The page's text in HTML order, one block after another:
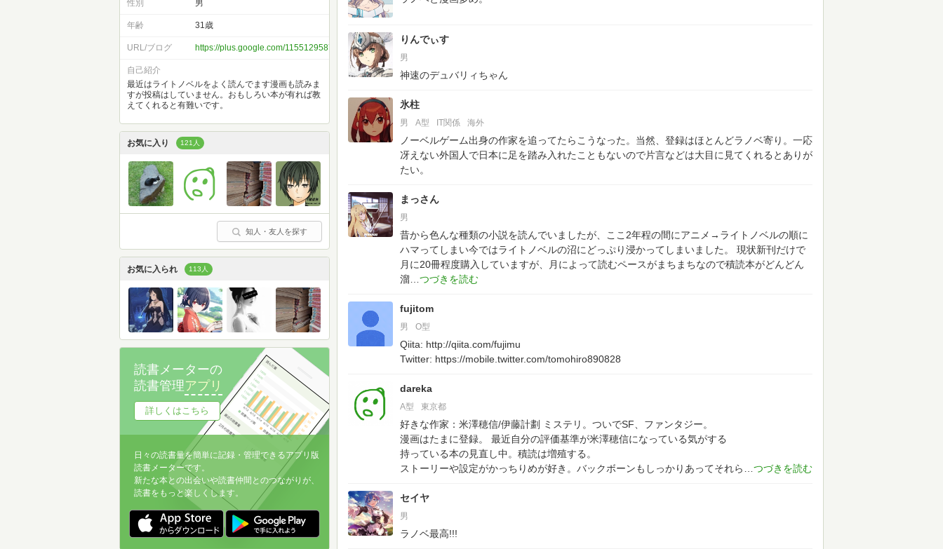
りんでぃす
男
神速のデュバリィちゃん
氷柱
男 A型 IT関係 海外
ノーベルゲーム出身の作家を追ってたらこうなった。当然、登録はほとんどラノベ寄り。一応
冴えない外国人で日本に足を踏み入れたこともないので片言などは大目に見てくれるとありが
たい。
まっさん
男
昔から色んな種類の小説を読んでいましたが、ここ2年程の間にアニメ→ライトノベルの順に
ハマってしまい今ではライトノベルの沼にどっぷり浸かってしまいました。
現状新刊だけで
月に20冊程度購入していますが、月によって読むペースがまちまちなので積読本がどんどん
溜
fujitom
男 O型
Qiita: http://qiita.com/fujimu
Twitter: https://mobile.twitter.com/tomohiro890828
dareka
A型 東京都
好きな作家：米澤穂信/伊藤計劃
ミステリ。ついでSF、ファンタジー。
漫画はたまに登録。
最近自分の評価基準が米澤穂信になっている気がする
持っている本の見直し中。積読は増殖する。
ストーリーや設定がかっちりめが好き。バックボーンもしっかりあってそれら
セイヤ
男
ラノベ最高!!!
性別 男
年齢 31歳
URL/ブログ https://plus.google.com/115512958706977259907
自己紹介
最近はライトノベルをよく読んでます漫画も読みま
すが投稿はしていません。おもしろい本が有れば教
えてくれると有難いです。
お気に入り 121人
知人・友人を探す
お気に入られ 113人
読書メーターの
読書管理アプリ
詳しくはこちら
日々の読書量を簡単に記録・管理できるアプリ版
読書メーターです。
新たな本との出会いや読書仲間とのつながりが、
読書をもっと楽しくします。